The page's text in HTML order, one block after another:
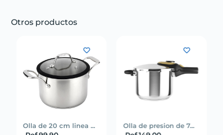
Otros productos
Olla de 20 cm linea ...
Olla de presion de 7...